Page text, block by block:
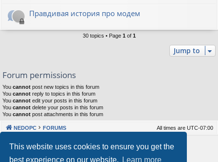
This website uses cookies to ensure you get the
best experience on our website.
Learn more
Правдивая история про модем
30 topics • Page 1 of 1
Jump to
Forum permissions
You cannot post new topics in this forum
You cannot reply to topics in this forum
You cannot edit your posts in this forum
You cannot delete your posts in this forum
You cannot post attachments in this forum
NEDOPC FORUMS All times are UTC-07:00
Powered by phpBB® Forum Software © phpBB Limited
Our VPS Hosting By RimuHosting